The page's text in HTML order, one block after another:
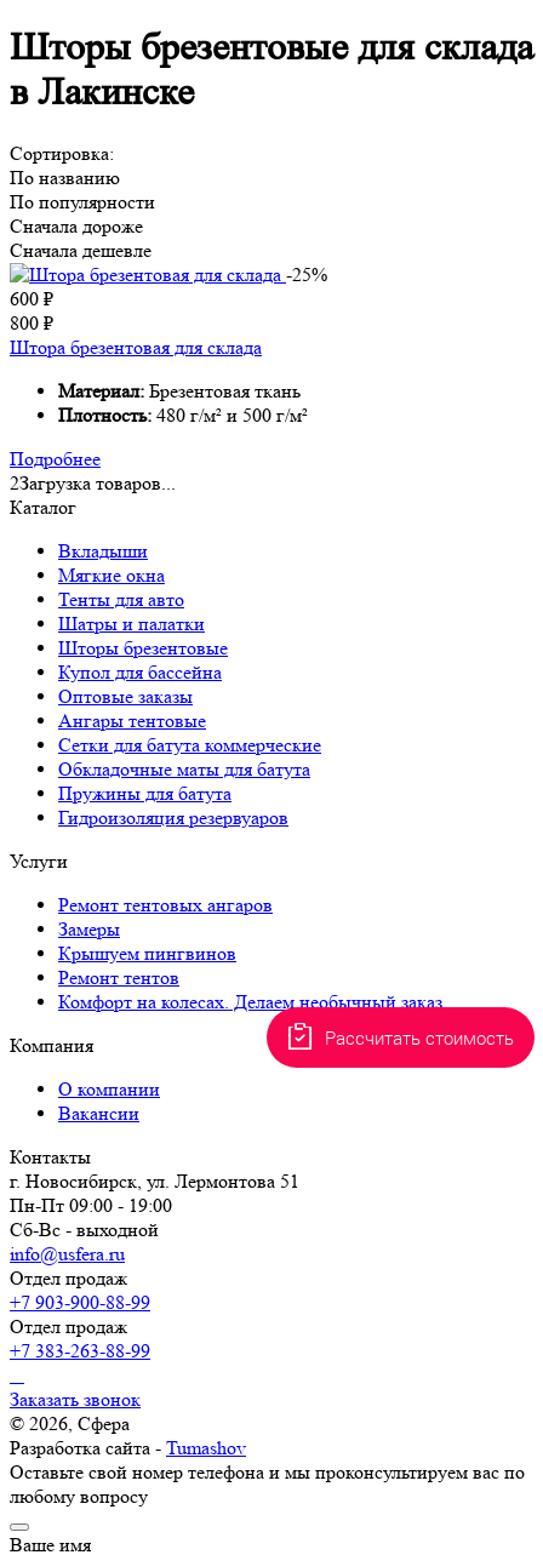
Шторы брезентовые для склада
в Лакинске
Сортировка:
По названию
По популярности
Сначала дороже
Сначала дешевле
-25%
600 ₽
800 ₽
Штора брезентовая для склада
Материал: Брезентовая ткань
Плотность: 480 г/м² и 500 г/м²
Подробнее
2Загрузка товаров...
Каталог
Вкладыши
Мягкие окна
Тенты для авто
Шатры и палатки
Шторы брезентовые
Купол для бассейна
Оптовые заказы
Ангары тентовые
Сетки для батута коммерческие
Обкладочные маты для батута
Пружины для батута
Гидроизоляция резервуаров
Услуги
Ремонт тентовых ангаров
Замеры
Крышуем пингвинов
Ремонт тентов
Комфорт на колесах. Делаем необычный заказ
Компания
О компании
Вакансии
Контакты
г. Новосибирск, ул. Лермонтова 51
Пн-Пт 09:00 - 19:00
Сб-Вс - выходной
info@usfera.ru
Отдел продаж
+7 903-900-88-99
Отдел продаж
+7 383-263-88-99
Заказать звонок
© 2026, Сфера
Разработка сайта - Tumashov
Оставьте свой номер телефона и мы проконсультируем вас по
любому вопросу
Ваше имя
Рассчитать стоимость